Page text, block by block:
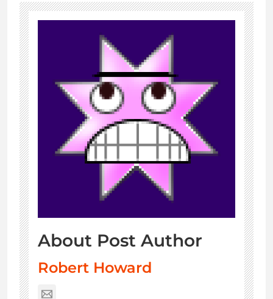
About Post Author
Robert Howard